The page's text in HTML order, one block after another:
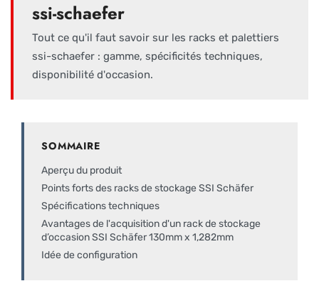
ssi-schaefer
Tout ce qu'il faut savoir sur les racks et palettiers
ssi-schaefer : gamme, spécificités techniques,
disponibilité d'occasion.
SOMMAIRE
Aperçu du produit
Points forts des racks de stockage SSI Schäfer
Spécifications techniques
Avantages de l'acquisition d'un rack de stockage
d’occasion SSI Schäfer 130mm x 1,282mm
Idée de configuration